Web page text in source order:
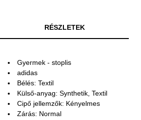
RÉSZLETEK
Gyermek - stoplis
adidas
Bélés: Textil
Külső-anyag: Synthetik, Textil
Cipő jellemzők: Kényelmes
Zárás: Normal